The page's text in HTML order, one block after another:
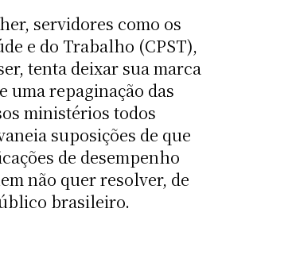
servidores como os
e do Trabalho (CPST),
tenta deixar sua marca
uma repaginação das
ministérios todos
suposições de que
de desempenho
não quer resolver, de
brasileiro.